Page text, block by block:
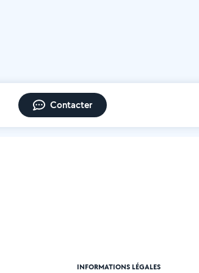
Contacter
INFORMATIONS LÉGALES